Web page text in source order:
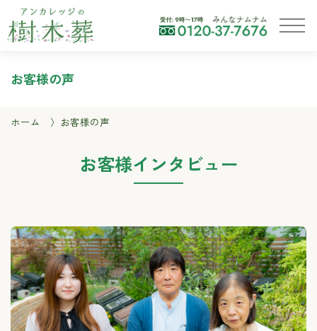
お客様の声
ホーム お客様の声
お客様インタビュー